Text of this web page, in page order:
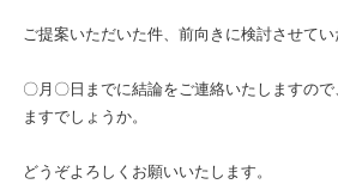
ご提案いただいた件、前向きに検討させてい
〇月〇日までに結論をご連絡いたしますの
ますでしょうか。
どうぞよろしくお願いいたします。